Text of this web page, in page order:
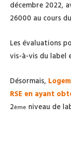
décembre 2022,
26000 au cours
Les évaluations
vis-à-vis du label
Désormais,
RSE en ayant
2ème niveau de